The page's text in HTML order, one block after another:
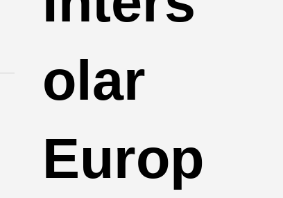
olar
Europ